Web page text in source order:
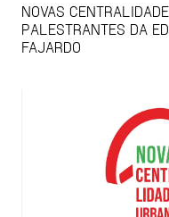
NOVAS
PALESTRANTES DA
FAJARDO